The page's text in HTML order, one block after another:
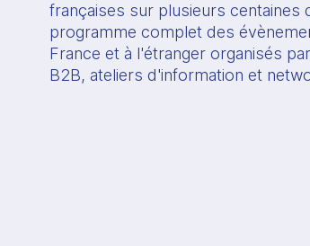
françaises sur plusieurs centaines
programme complet des
France et à l'étranger organisés
B2B, ateliers d'information et